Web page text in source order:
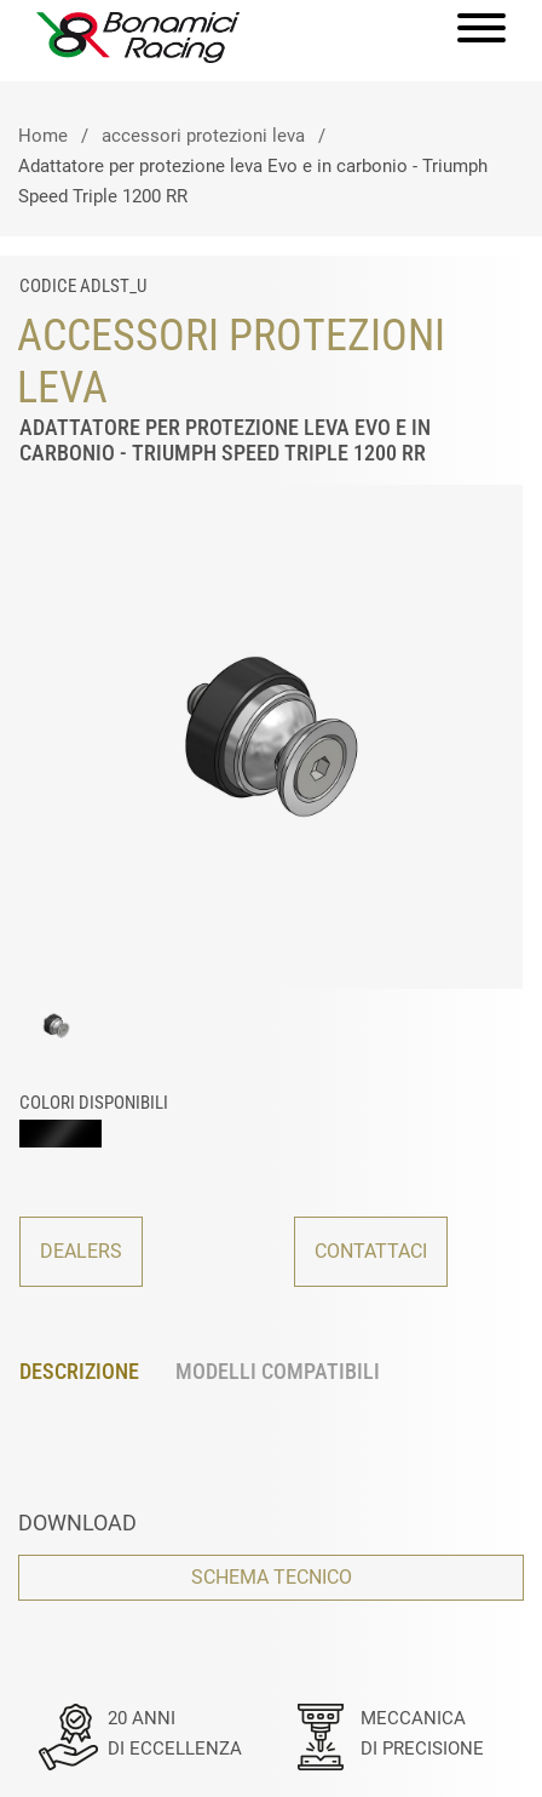
Home
accessori protezioni leva
Adattatore per protezione leva Evo e in carbonio - Triumph
Speed Triple 1200 RR
CODICE ADLST_U
ACCESSORI PROTEZIONI
LEVA
ADATTATORE PER PROTEZIONE LEVA EVO E IN
CARBONIO - TRIUMPH SPEED TRIPLE 1200 RR
COLORI DISPONIBILI
DEALERS CONTATTACI
DESCRIZIONE MODELLI COMPATIBILI
DOWNLOAD
SCHEMA TECNICO
20 ANNI
DI ECCELLENZA
MECCANICA
DI PRECISIONE